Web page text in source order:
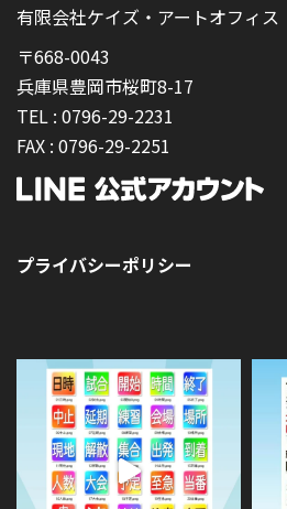
有限会社ケイズ・アートオフィス
〒668-0043
兵庫県豊岡市桜町8-17
TEL : 0796-29-2231
FAX : 0796-29-2251
プライバシーポリシー